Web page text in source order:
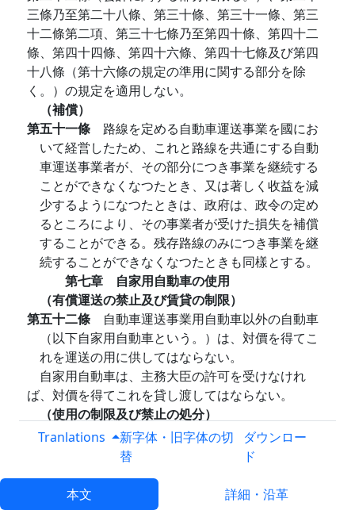
三條乃至第二十八條、第三十條、第三十一條、第三
十二條第二項、第三十七條乃至第四十條、第四十二
條、第四十四條、第四十六條、第四十七條及び第四
十八條（第十六條の規定の準用に関する部分を除
く。）の規定を適用しない。
（補償）
第五十一條 路線を定める自動車運送事業を國にお
いて経営したため、これと路線を共通にする自動
車運送事業者が、その部分につき事業を継続する
ことができなくなつたとき、又は著しく收益を減
少するようになつたときは、政府は、政令の定め
るところにより、その事業者が受けた損失を補償
することができる。残存路線のみにつき事業を継
続することができなくなつたときも同樣とする。
第七章 自家用自動車の使用
（有償運送の禁止及び賃貸の制限）
第五十二條 自動車運送事業用自動車以外の自動車
（以下自家用自動車という。）は、対價を得てこ
れを運送の用に供してはならない。
自家用自動車は、主務大臣の許可を受けなけれ
ば、対價を得てこれを貸し渡してはならない。
（使用の制限及び禁止の処分）
第五十三條主務大臣は、自家用自動車（命令の定
める乘車定員を有する乘用自動車を除く。）の使
ときは、その使用を制限し、又は禁止することが
Tranlations
新字体・旧字体の切
替
ダウンロー
ド
本文 詳細・沿革